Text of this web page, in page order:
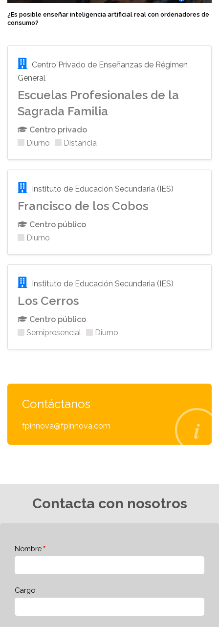
¿Es posible enseñar inteligencia artificial real con ordenadores de
consumo?
Centro Privado de Enseñanzas de Régimen
General
Escuelas Profesionales de la
Sagrada Familia
Centro privado
Diurno
Distancia
Instituto de Educación Secundaria (IES)
Francisco de los Cobos
Centro público
Diurno
Instituto de Educación Secundaria (IES)
Los Cerros
Centro público
Semipresencial
Diurno
Contáctanos
fpinnova@fpinnova.com
Contacta con nosotros
Nombre
Cargo